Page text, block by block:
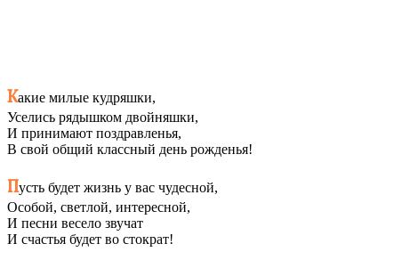
Какие милые кудряшки,
Уселись рядышком двойняшки,
И принимают поздравленья,
В свой общий классный день рожденья!
Пусть будет жизнь у вас чудесной,
Особой, светлой, интересной,
И песни весело звучат
И счастья будет во стократ!